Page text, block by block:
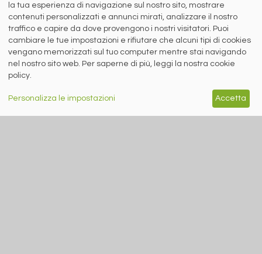
Sede sociale: Flero (Brescia) Via Don Milani 5
+39 030 254 00 06
E.
info@siderweb.com
Copyright siderweb spa sb
Tutti i diritti sono riservati
Privacy policy
MENU
SEGUICI SUI NOSTRI
la tua esperienza di navigazione sul nostro sito, mostrare
contenuti personalizzati e annunci mirati, analizzare il nostro
traffico e capire da dove provengono i nostri visitatori. Puoi
cambiare le tue impostazioni e rifiutare che alcuni tipi di cookies
vengano memorizzati sul tuo computer mentre stai navigando
nel nostro sito web. Per saperne di più, leggi la nostra cookie
policy.
Personalizza le impostazioni Accetta